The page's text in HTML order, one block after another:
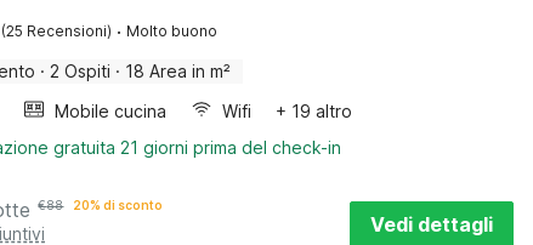
(25 Recensioni) · Molto buono
· 2 Ospiti · 18 Area in m²
Mobile cucina Wifi
+ 19 altro
gratuita 21 giorni prima del check-in
€88 20% di sconto
Vedi dettagli